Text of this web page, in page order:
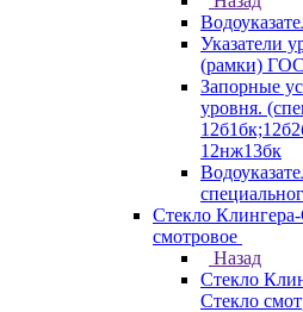
Указатели
(рамки)
Запорные
уровня.
12нж13бк
Стекло
смотровое
Назад
Стекло
Стекло